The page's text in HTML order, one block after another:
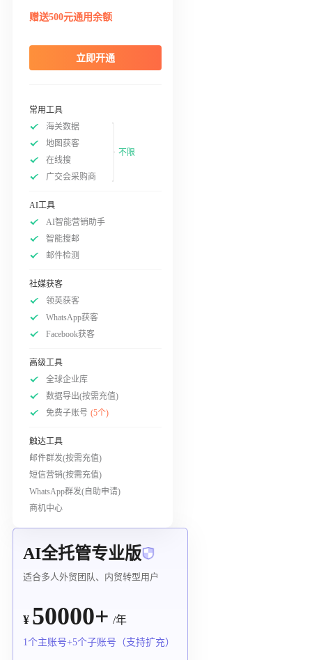
赠送500元通用余额
立即开通
常用工具
海关数据
地图获客
在线搜
广交会采购商
不限
AI工具
AI智能营销助手
智能搜邮
邮件检测
社媒获客
领英获客
WhatsApp获客
Facebook获客
高级工具
全球企业库
数据导出(按需充值)
免费子账号 (5个)
触达工具
邮件群发(按需充值)
短信营销(按需充值)
WhatsApp群发(自助申请)
商机中心
AI全托管专业版
适合多人外贸团队、内贸转型用户
¥ 50000+ /年
1个主账号+5个子账号（支持扩充）